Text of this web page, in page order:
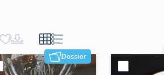
Dossier